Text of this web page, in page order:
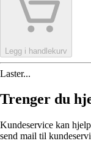
Legg i handlekurv
Laster...
Trenger du
Kundeservice kan
send mail til